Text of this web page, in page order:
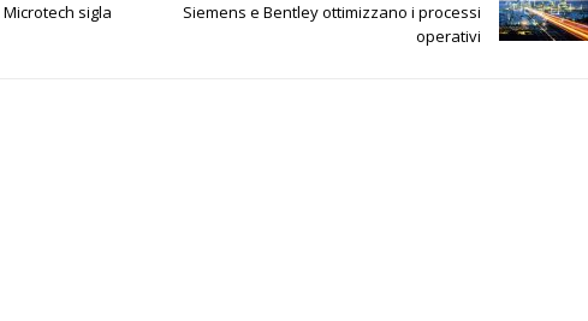
sigla
Siemens e Bentley ottimizzano i processi
operativi